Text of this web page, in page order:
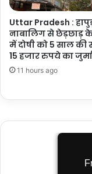
Uttar Pradesh :
नाबालिग से छेड़छाड़
में दोषी को 5 साल
15 हजार रुपये का
11 hours ago